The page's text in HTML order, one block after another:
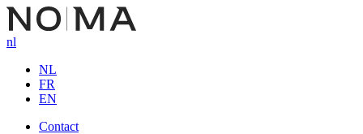
Overslaan
en
naar
inhoud
gaan
nl
NL
FR
EN
Contact